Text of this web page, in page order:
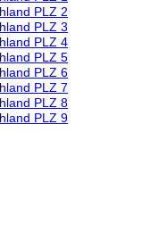
PLZ 2
PLZ 3
PLZ 4
PLZ 5
PLZ 6
PLZ 7
PLZ 8
PLZ 9